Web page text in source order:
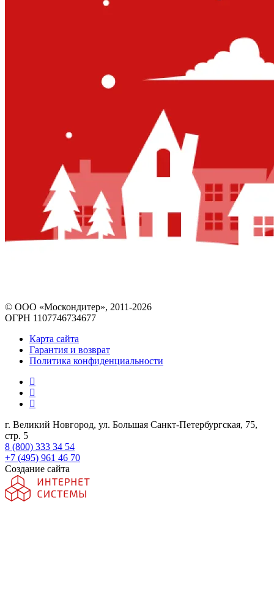
© ООО «Москондитер», 2011-2026
ОГРН 1107746734677
Карта сайта
Гарантия и возврат
Политика конфиденциальности
г. Великий Новгород, ул. Большая Санкт-Петербургская, 75,
стр. 5
8 (800) 333 34 54
+7 (495) 961 46 70
Создание сайта